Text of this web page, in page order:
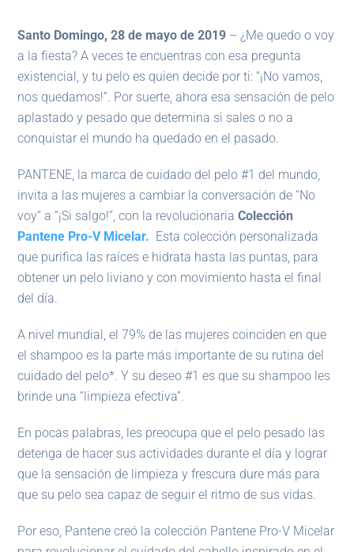
Santo Domingo, 28 de mayo de 2019 – ¿Me quedo o voy
a la fiesta? A veces te encuentras con esa pregunta
existencial, y tu pelo es quien decide por ti: “¡No vamos,
nos quedamos!”. Por suerte, ahora esa sensación de pelo
aplastado y pesado que determina si sales o no a
conquistar el mundo ha quedado en el pasado.
PANTENE, la marca de cuidado del pelo #1 del mundo,
invita a las mujeres a cambiar la conversación de “No
voy” a “¡Si salgo!”, con la revolucionaria Colección
Pantene Pro-V Micelar. Esta colección personalizada
que purifica las raíces e hidrata hasta las puntas, para
obtener un pelo liviano y con movimiento hasta el final
del día.
A nivel mundial, el 79% de las mujeres coinciden en que
el shampoo es la parte más importante de su rutina del
cuidado del pelo*. Y su deseo #1 es que su shampoo les
brinde una “limpieza efectiva”.
En pocas palabras, les preocupa que el pelo pesado las
detenga de hacer sus actividades durante el día y lograr
que la sensación de limpieza y frescura dure más para
que su pelo sea capaz de seguir el ritmo de sus vidas.
Por eso, Pantene creó la colección Pantene Pro-V Micelar